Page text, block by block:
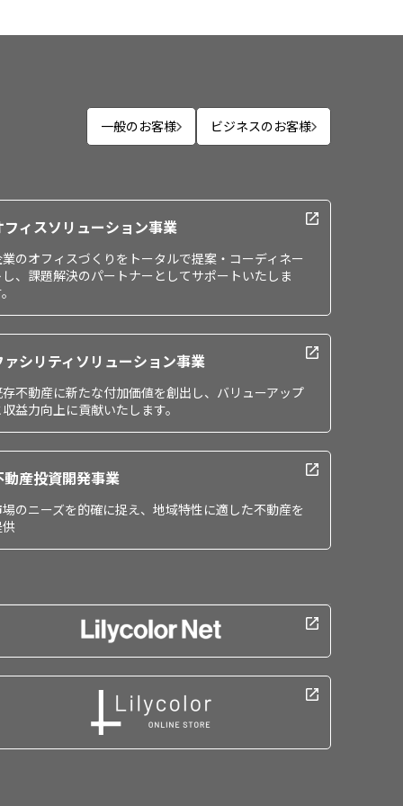
一般のお客様 ビジネスのお客様
フィスソリューション事業
業のオフィスづくりをトータルで提案・コーディネー
し、課題解決のパートナーとしてサポートいたしま
ァシリティソリューション事業
存不動産に新たな付加価値を創出し、バリューアップ
益力向上に貢献いたします。
動産投資開発事業
場のニーズを的確に捉え、地域特性に適した不動産を